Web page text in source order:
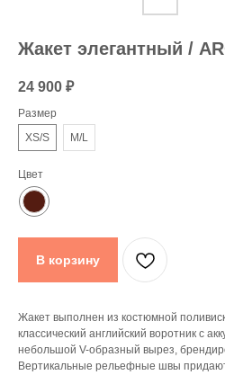
Жакет элегантный /
24 900 ₽
Размер
XS/S
M/L
Цвет
В корзину
Жакет выполнен из костюмной
классический английский воротник с
небольшой V-образный вырез,
Вертикальные рельефные швы